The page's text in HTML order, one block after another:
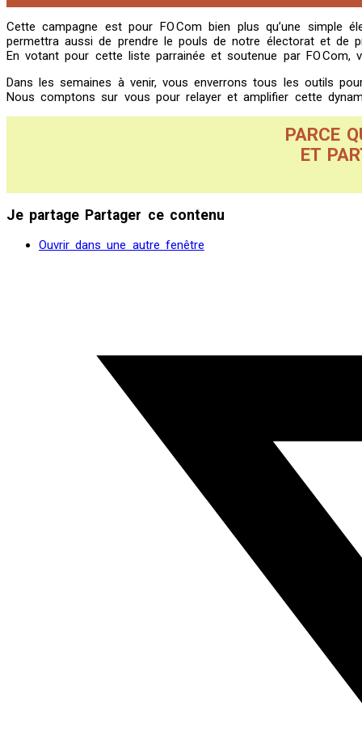
Cette campagne est pour FO Com bien plus qu’une simple
permettra aussi de prendre le pouls de notre électorat et de
En votant pour cette liste parrainée et soutenue par FO
Dans les semaines à venir, vous enverrons tous les outils
Nous comptons sur vous pour relayer et amplifier cette
PARCE
ET
Je partage Partager ce contenu
Ouvrir dans une autre fenêtre